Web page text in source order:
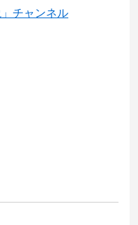
チャンネル